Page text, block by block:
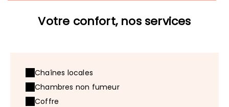
Votre confort, nos services
Chaînes locales
Chambres non fumeur
Coffre